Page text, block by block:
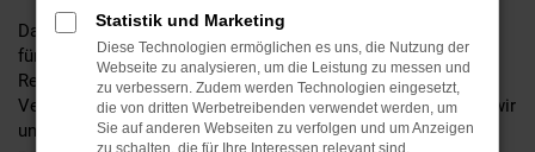
Darüber hinaus bieten wir eine Vielzahl zusätzlicher Services
für Peugeot-Fahrer an, darunter Wartungs- und
Reparaturleistungen, Finanzierungsoptionen und
Versicherungsangebote. Bei Motor Gruppe Sticht kümmern wir
uns um alles, damit Sie sorgenfrei und voller Freude Ihren
Statistik und Marketing
Diese Technologien ermöglichen es uns, die Nutzung der
Webseite zu analysieren, um die Leistung zu messen und
zu verbessern. Zudem werden Technologien eingesetzt,
die von dritten Werbetreibenden verwendet werden, um
Sie auf anderen Webseiten zu verfolgen und um Anzeigen
zu schalten, die für Ihre Interessen relevant sind.